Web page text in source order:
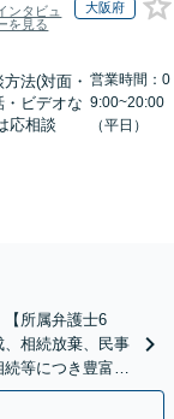
ンタビュ
を見る
大阪府
方法(対面・
・ビデオな
応相談
営業時間：0
9:00~20:00
（平日）
所属弁護士6
相続放棄、民事
等につき豊富な